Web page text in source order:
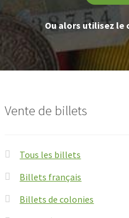
Ou alors utilisez le
Vente de billets
Tous les billets
Billets français
Billets de colonies